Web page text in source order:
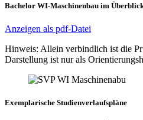
Bachelor WI-Maschinenbau im
Anzeigen als pdf-Datei
Hinweis: Allein verbindlich ist die
Darstellung ist nur als
Exemplarische Studienverlaufspläne